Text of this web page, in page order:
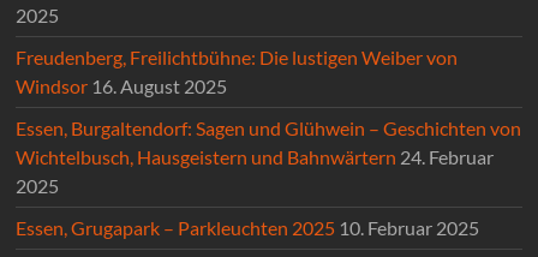
2025
Freudenberg, Freilichtbühne: Die lustigen Weiber von
Windsor 16. August 2025
Essen, Burgaltendorf: Sagen und Glühwein – Geschichten von
Wichtelbusch, Hausgeistern und Bahnwärtern 24. Februar
2025
Essen, Grugapark – Parkleuchten 2025 10. Februar 2025